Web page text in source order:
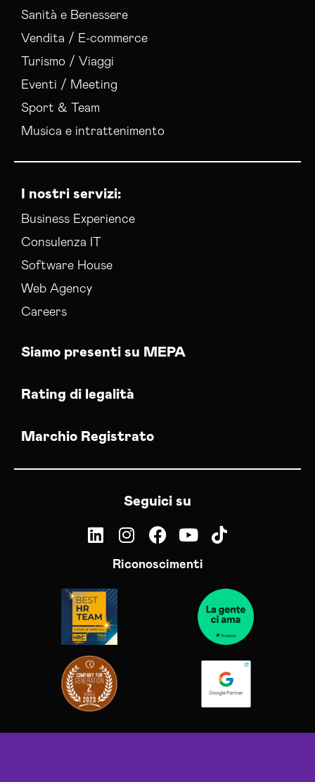
Sanità e Benessere
Vendita / E-commerce
Turismo / Viaggi
Eventi / Meeting
Sport & Team
Musica e intrattenimento
I nostri servizi:
Business Experience
Consulenza IT
Software House
Web Agency
Careers
Siamo presenti su MEPA
Rating di legalità
Marchio Registrato
Seguici su
Riconoscimenti